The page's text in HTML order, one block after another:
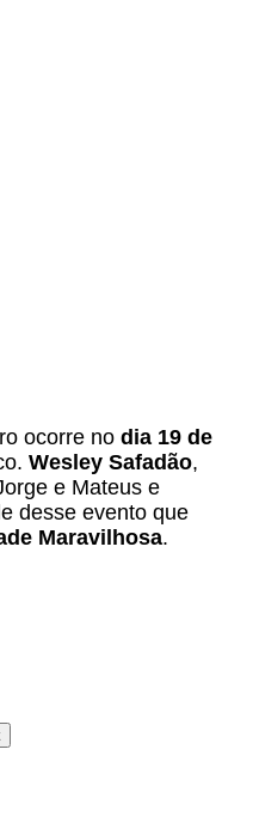
ocorre nodia 19 de
Wesley Safadão,
e Mateus e
desse evento que
Maravilhosa.